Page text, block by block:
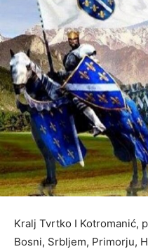
Kralj Tvrtko I Kotromanić,
Bosni, Srbljem, Primorju,